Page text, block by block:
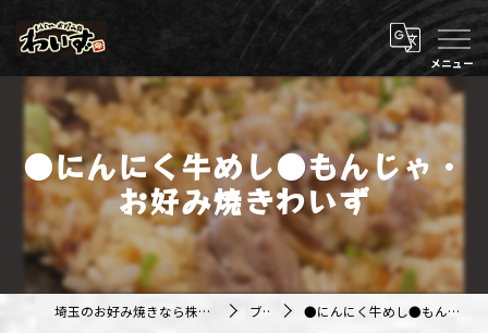
●にんにく牛めし●もんじゃ・
お好み焼きわいず
埼玉のお好み焼きなら株式会社アジルカンパニー ブログ ●にんにく牛めし●もんじゃ・お好み焼きわいず